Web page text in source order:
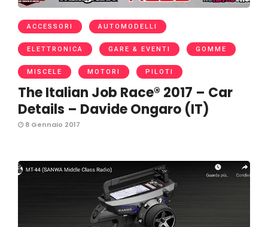
ACCESSORI AUTOMODELLI
ELETTRONICA GARE & EVENTI GOMME
MISCELE MOTORI PILOTI
The Italian Job Race® 2017 – Car
Details – Davide Ongaro (IT)
8 Gennaio 2017